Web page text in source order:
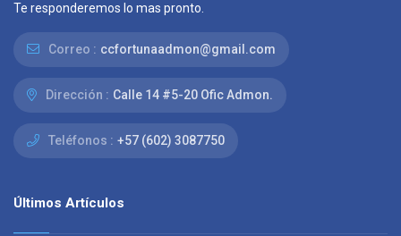
Te responderemos lo mas pronto.
Correo : ccfortunaadmon@gmail.com
Dirección : Calle 14 #5-20 Ofic Admon.
Teléfonos : +57 (602) 3087750
Últimos Artículos